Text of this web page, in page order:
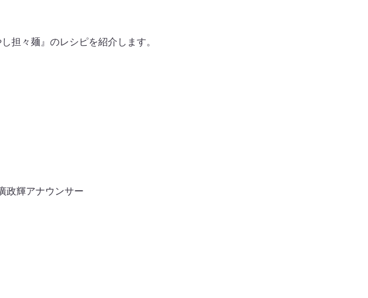
担々麺』のレシピを紹介します。
政輝アナウンサー